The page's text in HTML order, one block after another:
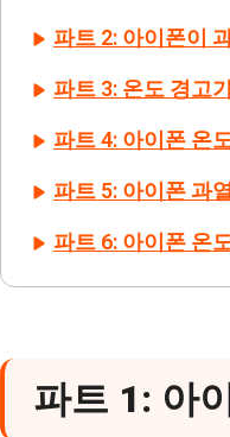
파트 2: 아이폰이
파트 3: 온도 경고
파트 4: 아이폰 온
파트 5: 아이폰 과
파트 6: 아이폰 온
파트 1: 아